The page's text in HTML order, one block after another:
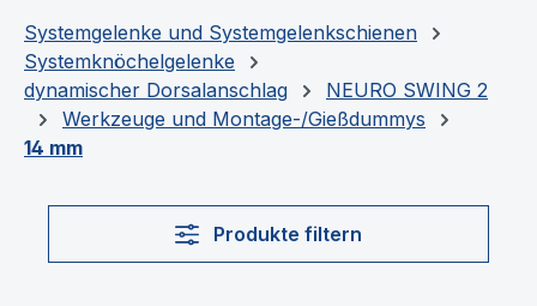
Systemgelenke und Systemgelenkschienen
Systemknöchelgelenke
dynamischer Dorsalanschlag
NEURO SWING 2
Werkzeuge und Montage-/Gießdummys
14 mm
Produkte filtern